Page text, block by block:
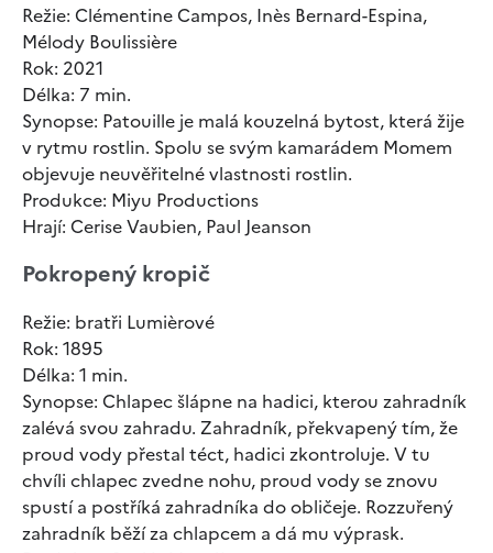
Režie: Clémentine Campos, Inès Bernard-Espina,
Mélody Boulissière
Rok: 2021
Délka: 7 min.
Synopse: Patouille je malá kouzelná bytost, která žije
v rytmu rostlin. Spolu se svým kamarádem Momem
objevuje neuvěřitelné vlastnosti rostlin.
Produkce: Miyu Productions
Hrají: Cerise Vaubien, Paul Jeanson
Pokropený kropič
Režie: bratři Lumièrové
Rok: 1895
Délka: 1 min.
Synopse: Chlapec šlápne na hadici, kterou zahradník
zalévá svou zahradu. Zahradník, překvapený tím, že
proud vody přestal téct, hadici zkontroluje. V tu
chvíli chlapec zvedne nohu, proud vody se znovu
spustí a postříká zahradníka do obličeje. Rozzuřený
zahradník běží za chlapcem a dá mu výprask.